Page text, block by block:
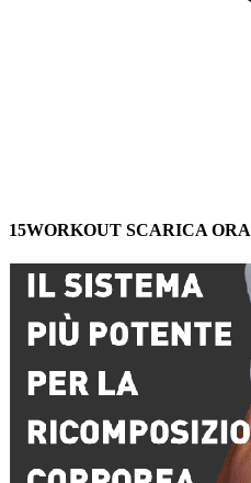
15WORKOUT SCARICA ORA